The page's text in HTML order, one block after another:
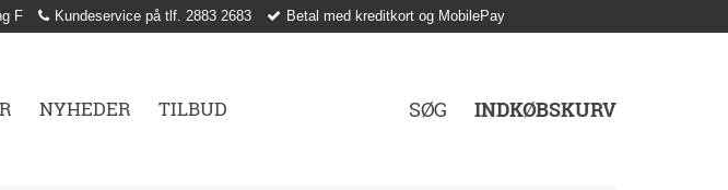
F Kundeservice på tlf. 2883 2683 Betal med kreditkort og MobilePay
NYHEDER TILBUD SØG INDKØBSKURV